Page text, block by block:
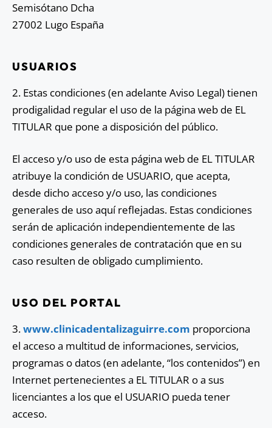
Semisótano Dcha
27002 Lugo España
USUARIOS
2. Estas condiciones (en adelante Aviso Legal) tienen
prodigalidad regular el uso de la página web de EL
TITULAR que pone a disposición del público.
El acceso y/o uso de esta página web de EL TITULAR
atribuye la condición de USUARIO, que acepta,
desde dicho acceso y/o uso, las condiciones
generales de uso aquí reflejadas. Estas condiciones
serán de aplicación independientemente de las
condiciones generales de contratación que en su
caso resulten de obligado cumplimiento.
USO DEL PORTAL
3.www.clinicadentalizaguirre.com proporciona
el acceso a multitud de informaciones, servicios,
programas o datos (en adelante, “los contenidos”) en
Internet pertenecientes a EL TITULAR o a sus
licenciantes a los que el USUARIO pueda tener
acceso.